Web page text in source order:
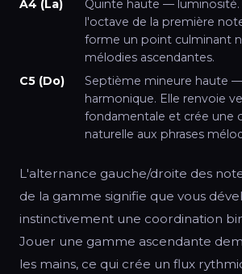
A4 (La)
Quinte haute —
l'octave de la première
forme un point culminant
mélodies ascendantes.
C5 (Do)
Septième mineure haute
harmonique. Elle renvoie
fondamentale et crée une
naturelle aux phrases
L'alternance gauche/droite des
de la gamme signifie que vous
instinctivement une coordination
Jouer une gamme ascendante
les mains, ce qui crée un flux